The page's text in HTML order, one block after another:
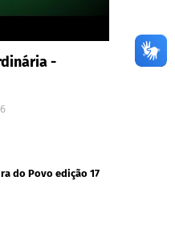
-
do Povo edição 17